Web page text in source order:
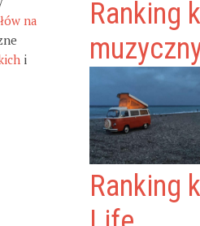
na
i
Ranking
Ranking